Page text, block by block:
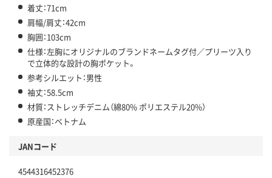
着丈：71cm
肩幅/肩丈：42cm
胸囲：103cm
仕様：左胸にオリジナルのブランドネームタグ付／プリーツ入り
で立体的な設計の胸ポケット。
参考シルエット：男性
袖丈：58.5cm
材質：ストレッチデニム（綿80% ポリエステル20%）
原産国：ベトナム
JANコード
4544316452376